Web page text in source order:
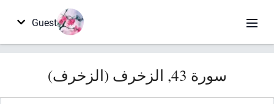
Guest
سورة 43, الزخرف (الزخرف)